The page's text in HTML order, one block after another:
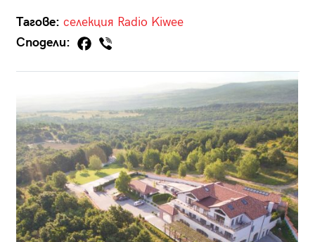
Тагове: селекция Radio Kiwee
Сподели: